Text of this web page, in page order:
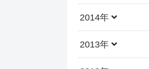
2014年
2013年